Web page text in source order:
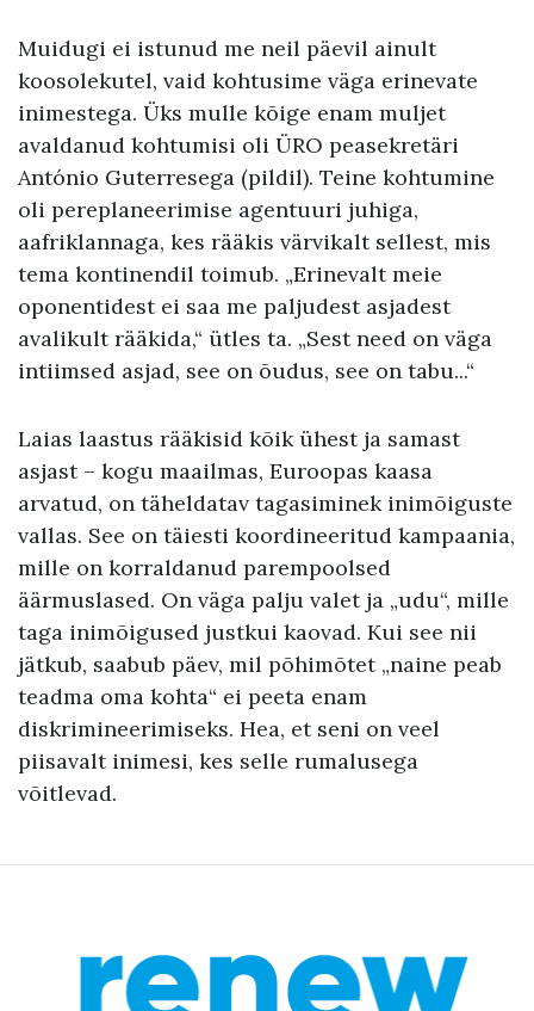
Muidugi ei istunud me neil päevil ainult
koosolekutel, vaid kohtusime väga erinevate
inimestega. Üks mulle kõige enam muljet
avaldanud kohtumisi oli ÜRO peasekretäri
António Guterresega (pildil). Teine kohtumine
oli pereplaneerimise agentuuri juhiga,
aafriklannaga, kes rääkis värvikalt sellest, mis
tema kontinendil toimub. „Erinevalt meie
oponentidest ei saa me paljudest asjadest
avalikult rääkida,“ ütles ta. „Sest need on väga
intiimsed asjad, see on õudus, see on tabu...“
Laias laastus rääkisid kõik ühest ja samast
asjast – kogu maailmas, Euroopas kaasa
arvatud, on täheldatav tagasiminek inimõiguste
vallas. See on täiesti koordineeritud kampaania,
mille on korraldanud parempoolsed
äärmuslased. On väga palju valet ja „udu“, mille
taga inimõigused justkui kaovad. Kui see nii
jätkub, saabub päev, mil põhimõtet „naine peab
teadma oma kohta“ ei peeta enam
diskrimineerimiseks. Hea, et seni on veel
piisavalt inimesi, kes selle rumalusega
võitlevad.